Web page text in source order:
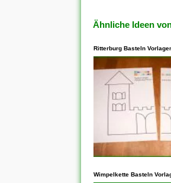
Ähnliche Ideen
Ritterburg Basteln
dieses Ihnen frei,
Wimpelkette Basteln